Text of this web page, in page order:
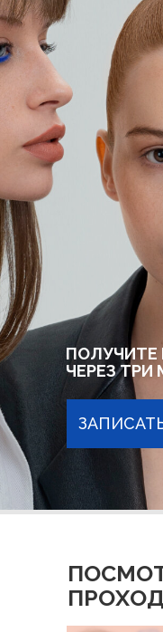
ПОЛУЧИТЕ
ЧЕРЕЗ ТРИ